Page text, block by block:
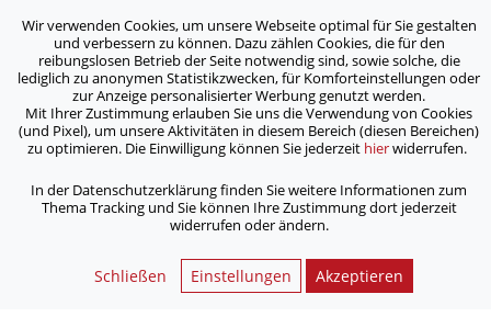
ASB Bonn/Rhein-Sieg/Eifel e.V.
bewegt Menschen
Archiv
Home / Archiv
Nachrichtenarchiv | ASB
Bonn/Rhein-Sieg/Eifel e.V.
Wir verwenden Cookies, um unsere Webseite optimal für Sie gestalten
und verbessern zu können. Dazu zählen Cookies, die für den
reibungslosen Betrieb der Seite notwendig sind, sowie solche, die
lediglich zu anonymen Statistikzwecken, für Komforteinstellungen oder
zur Anzeige personalisierter Werbung genutzt werden.
Mit Ihrer Zustimmung erlauben Sie uns die Verwendung von Cookies
(und Pixel), um unsere Aktivitäten in diesem Bereich (diesen Bereichen)
zu optimieren. Die Einwilligung können Sie jederzeit hierwiderrufen.
In der Datenschutzerklärung finden Sie weitere Informationen zum
Thema Tracking und Sie können Ihre Zustimmung dort jederzeit
widerrufen oder ändern.
Schließen Einstellungen Akzeptieren